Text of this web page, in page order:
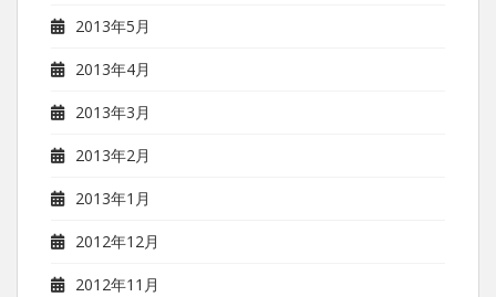
2013年5月
2013年4月
2013年3月
2013年2月
2013年1月
2012年12月
2012年11月